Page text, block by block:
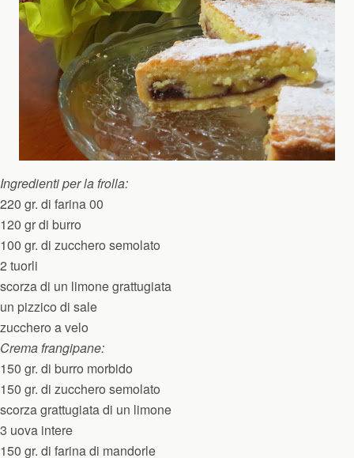
Ingredienti per la frolla:
220 gr. di farina 00
120 gr di burro
100 gr. di zucchero semolato
2 tuorli
scorza di un limone grattugiata
un pizzico di sale
zucchero a velo
Crema frangipane:
150 gr. di burro morbido
150 gr. di zucchero semolato
scorza grattugiata di un limone
3 uova intere
150 gr. di farina di mandorle